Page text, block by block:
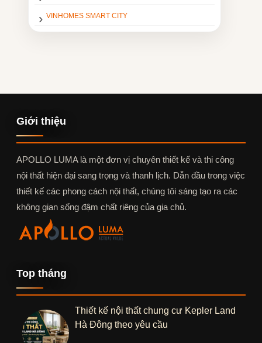
VINHOMES SMART CITY
Giới thiệu
APOLLO LUMA là một đơn vị chuyên thiết kế và thi công
nội thất hiện đại sang trọng và thanh lịch. Dẫn đầu trong việc
thiết kế các phong cách nội thất, chúng tôi sáng tạo ra các
không gian sống đậm chất riêng của gia chủ.
Top tháng
Thiết kế nội thất chung cư Kepler Land
Hà Đông theo yêu cầu